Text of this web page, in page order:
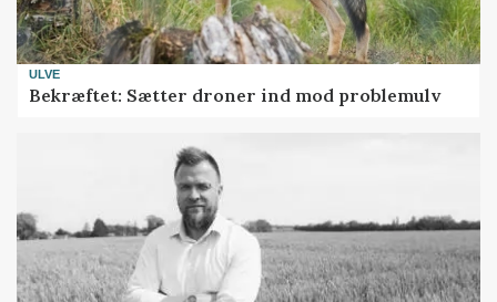
ULVE
Bekræftet: Sætter droner ind mod problemulv